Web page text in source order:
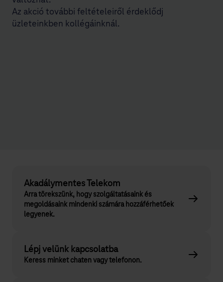
Az akció további feltételeiről érdeklődj
üzleteinkben kollégáinknál.
Akadálymentes Telekom
Arra törekszünk, hogy szolgáltatásaink és
megoldásaink mindenki számára hozzáférhetőek
legyenek.
Lépj velünk kapcsolatba
Keress minket chaten vagy telefonon.